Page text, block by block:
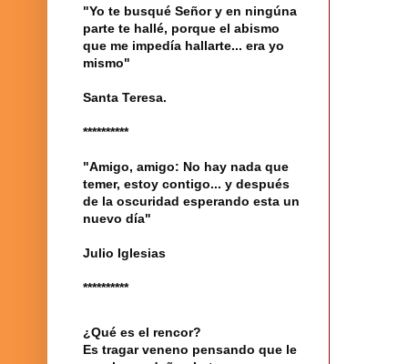
"Yo te busqué Señor y en ningúna
parte te hallé, porque el abismo
que me impedía hallarte... era yo
mismo"
Santa Teresa.
**********
"Amigo, amigo: No hay nada que
temer, estoy contigo... y después
de la oscuridad esperando esta un
nuevo día"
Julio Iglesias
**********
¿Qué es el rencor?
Es tragar veneno pensando que le